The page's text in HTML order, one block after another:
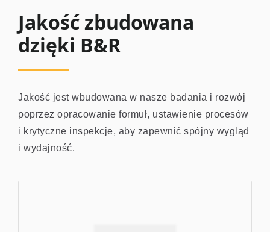
Jakość zbudowana
dzięki B&R
Jakość jest wbudowana w nasze badania i rozwój
poprzez opracowanie formuł, ustawienie procesów
i krytyczne inspekcje, aby zapewnić spójny wygląd
i wydajność.